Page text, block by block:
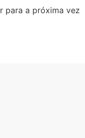
para a próxima vez